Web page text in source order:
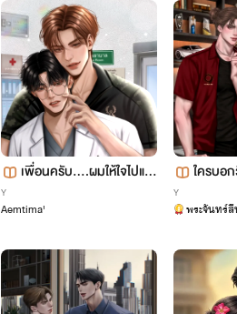
เพื่อนครับ....ผมให้ใจไปแล้
Y
Aemtima'
ใครบอ
Y
พระจันทร์สี